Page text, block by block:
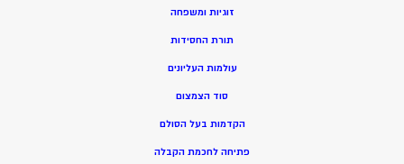
זוגיות ומשפחה
תורת החסידות
עולמות העליונים
סוד הצמצום
הקדמות בעל הסולם
פתיחה לחכמת הקבלה